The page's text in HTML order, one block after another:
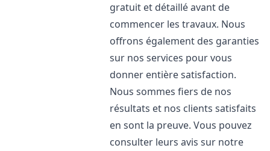
gratuit et détaillé avant de
commencer les travaux. Nous
offrons également des garanties
sur nos services pour vous
donner entière satisfaction.
Nous sommes fiers de nos
résultats et nos clients satisfaits
en sont la preuve. Vous pouvez
consulter leurs avis sur notre